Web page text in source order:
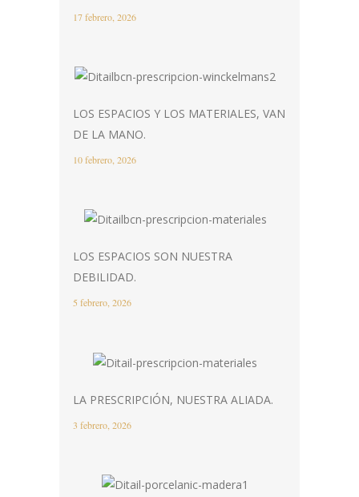
17 febrero, 2026
LOS ESPACIOS Y LOS MATERIALES, VAN
DE LA MANO.
10 febrero, 2026
LOS ESPACIOS SON NUESTRA
DEBILIDAD.
5 febrero, 2026
LA PRESCRIPCIÓN, NUESTRA ALIADA.
3 febrero, 2026